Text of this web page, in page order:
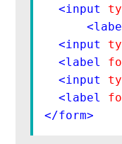
<input
<
<input
<label
<input
<label
</form>